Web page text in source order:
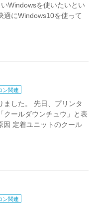
Windowsを使いたいとい
適にWindows10を使って
ン関連
ました。 先日、プリンタ
クールダウンチュウ」と表
定着ユニットのクール
ン関連